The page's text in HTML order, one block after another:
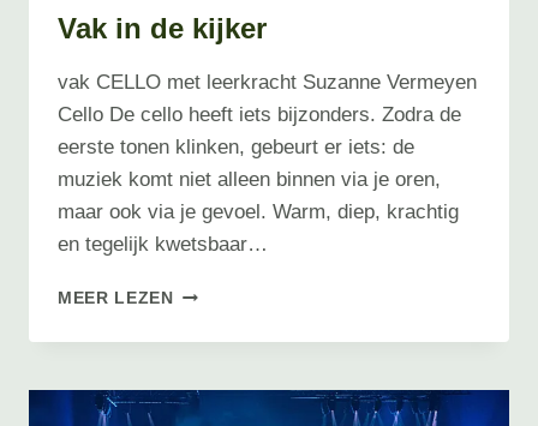
Vak in de kijker
vak CELLO met leerkracht Suzanne Vermeyen
Cello De cello heeft iets bijzonders. Zodra de
eerste tonen klinken, gebeurt er iets: de
muziek komt niet alleen binnen via je oren,
maar ook via je gevoel. Warm, diep, krachtig
en tegelijk kwetsbaar…
MEER LEZENVAK
DE